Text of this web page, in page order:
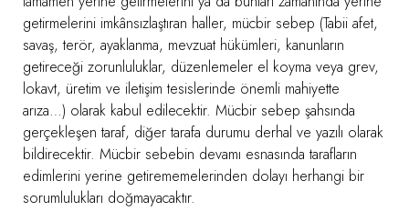
getirmelerini imkânsızlaştıran haller, mücbir sebep (Tabii afet,
savaş, terör, ayaklanma, mevzuat hükümleri, kanunların
getireceği zorunluluklar, düzenlemeler el koyma veya grev,
lokavt, üretim ve iletişim tesislerinde önemli mahiyette
arıza…) olarak kabul edilecektir. Mücbir sebep şahsında
gerçekleşen taraf, diğer tarafa durumu derhal ve yazılı olarak
bildirecektir. Mücbir sebebin devamı esnasında tarafların
edimlerini yerine getirememelerinden dolayı herhangi bir
sorumlulukları doğmayacaktır.